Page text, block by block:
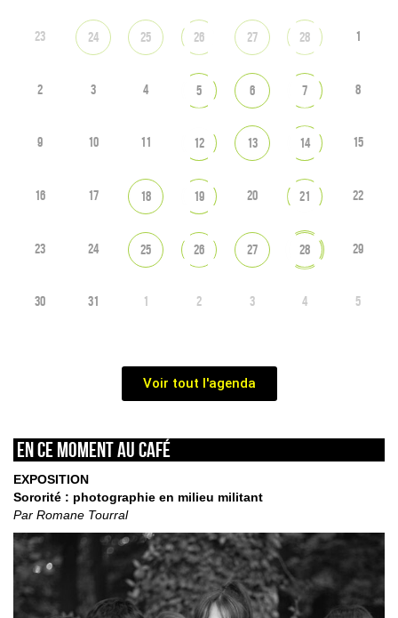
23 24 25 26 27 28 1
2 3 4 5 6 7 8
9 10 11 12 13 14 15
16 17 18 19 20 21 22
23 24 25 26 27 28 29
30 31 1 2 3 4 5
Voir tout l'agenda
En ce moment au café
EXPOSITION
Sororité : photographie en milieu militant
Par Romane Tourral